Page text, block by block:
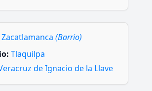
Zacatlamanca (Barrio)
Tlaquilpa
de Ignacio de la Llave